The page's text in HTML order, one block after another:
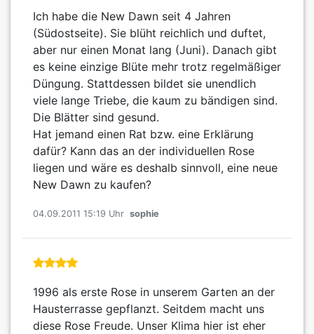
Ich habe die New Dawn seit 4 Jahren
(Südostseite). Sie blüht reichlich und duftet,
aber nur einen Monat lang (Juni). Danach gibt
es keine einzige Blüte mehr trotz regelmäßiger
Düngung. Stattdessen bildet sie unendlich
viele lange Triebe, die kaum zu bändigen sind.
Die Blätter sind gesund.
Hat jemand einen Rat bzw. eine Erklärung
dafür? Kann das an der individuellen Rose
liegen und wäre es deshalb sinnvoll, eine neue
New Dawn zu kaufen?
04.09.2011 15:19 Uhr sophie
1996 als erste Rose in unserem Garten an der
Hausterrasse gepflanzt. Seitdem macht uns
diese Rose Freude. Unser Klima hier ist eher